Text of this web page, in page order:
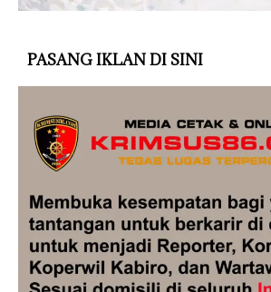
PASANG IKLAN DI SINI